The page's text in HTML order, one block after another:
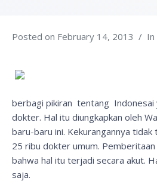
Posted on February 14, 2013 In
berbagi pikiran tentang Indonesai
dokter. Hal itu diungkapkan oleh
baru-baru ini. Kekurangannya
25 ribu dokter umum.
bahwa hal itu terjadi secara akut.
saja.